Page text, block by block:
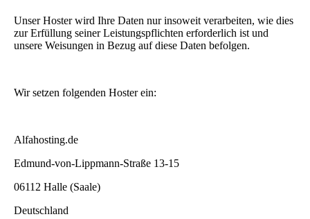
Unser Hoster wird Ihre Daten nur insoweit verarbeiten, wie dies
zur Erfüllung seiner Leistungspflichten erforderlich ist und
unsere Weisungen in Bezug auf diese Daten befolgen.
Wir setzen folgenden Hoster ein:
Alfahosting.de
Edmund-von-Lippmann-Straße 13-15
06112 Halle (Saale)
Deutschland